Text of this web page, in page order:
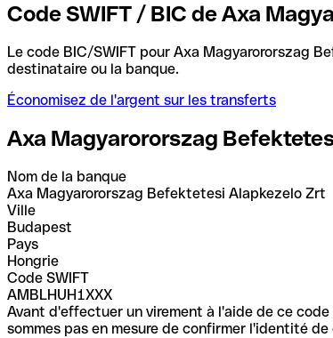
Code SWIFT / BIC de Axa
Le code BIC/SWIFT pour Axa Magyarororszag
destinataire ou la banque.
Économisez de l'argent sur les transferts
Axa Magyarororszag
Nom de la banque
Axa Magyarororszag Befektetesi Alapkezelo Zrt
Ville
Budapest
Pays
Hongrie
Code SWIFT
AMBLHUH1XXX
Avant d'effectuer un virement à l'aide de ce
sommes pas en mesure de confirmer l'identité